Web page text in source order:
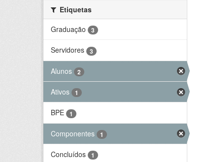
Etiquetas
Graduação
3
Servidores 3
Alunos 2
Ativos 1
BPE 1
Componentes 1
Concluídos 1